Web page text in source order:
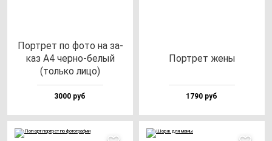
Пор­трет по фо­то на за­
каз А4 чер­но-бе­лый
(толь­ко ли­цо)
3000 руб
Пор­трет же­ны
1790 руб